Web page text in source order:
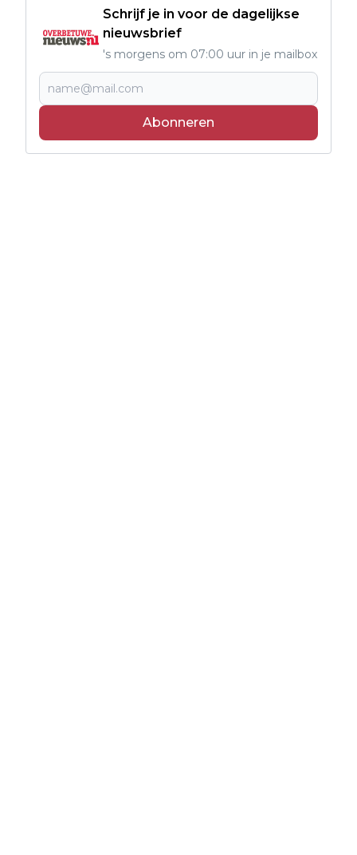
Schrijf je in voor de dagelijkse
nieuwsbrief
's morgens om 07:00 uur in je mailbox
Abonneren